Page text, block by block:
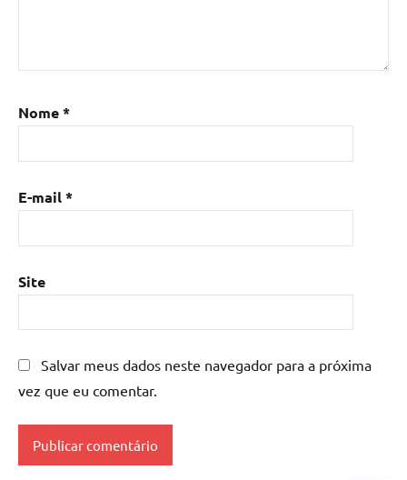
Nome*
E-mail*
Site
Salvar meus dados neste navegador para a próxima
vez que eu comentar.